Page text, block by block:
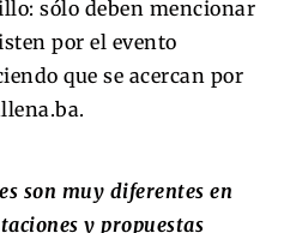
sólo deben mencionar
por el evento
que se acercan por
son muy diferentes en
y propuestas